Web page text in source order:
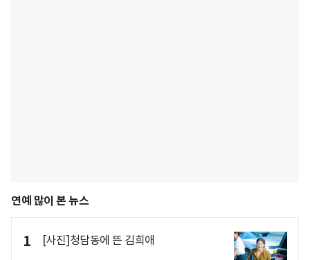
연예 많이 본 뉴스
1 [사진]청담동에 뜬 김희애